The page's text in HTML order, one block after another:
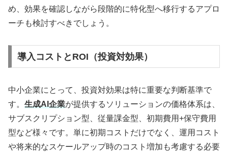
め、効果を確認しながら段階的に特化型へ移行するアプロ
ーチも検討すべきでしょう。
導入コストとROI（投資対効果）
中小企業にとって、投資対効果は特に重要な判断基準で
す。 生成AI企業が提供するソリューションの価格体系は、
サブスクリプション型、従量課金型、初期費用+保守費用
型など様々です。単に初期コストだけでなく、運用コスト
や将来的なスケールアップ時のコスト増加も考慮する必要